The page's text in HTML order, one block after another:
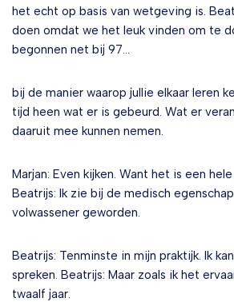
het echt op basis van wetgeving is.
doen omdat we het leuk vinden om te
begonnen net bij 97…
bij de manier waarop jullie elkaar leren
tijd heen wat er is gebeurd. Wat er
daaruit mee kunnen nemen.
Marjan: Even kijken. Want het is een
Beatrijs: Ik zie bij de medisch
volwassener geworden.
Beatrijs: Tenminste in mijn praktijk. Ik
spreken. Beatrijs: Maar zoals ik het
twaalf jaar.